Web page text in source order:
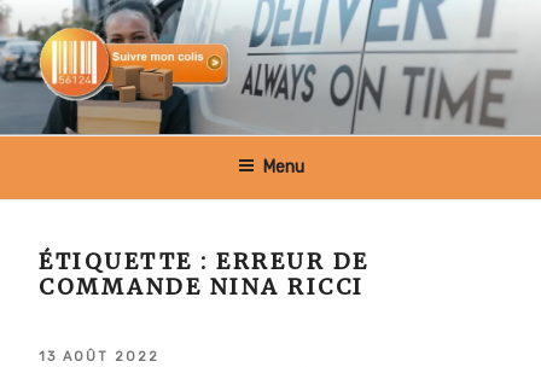
Aller
au
contenu
principal
SUIVRE MON COLIS BELGIQUE
Menu
ÉTIQUETTE :ERREUR DE
COMMANDE NINA RICCI
PUBLIÉ
13 AOÛT 2022